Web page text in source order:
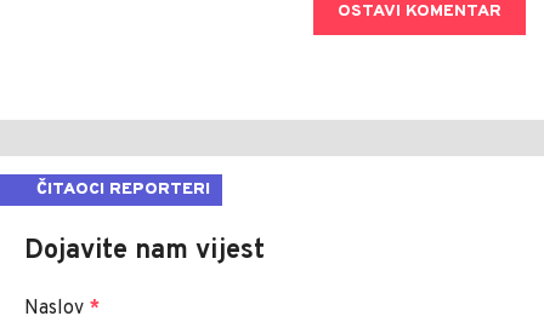
OSTAVI KOMENTAR
ČITAOCI REPORTERI
Dojavite nam vijest
Naslov *